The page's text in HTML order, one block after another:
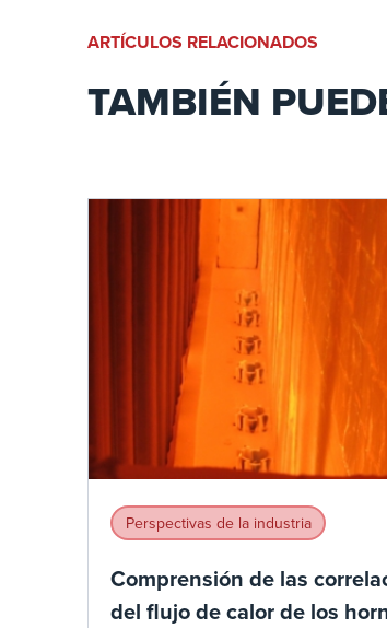
ARTÍCULOS RELACIONADOS
TAMBIÉN
Perspectivas de la industria
Comprensión de las
del flujo de calor de los